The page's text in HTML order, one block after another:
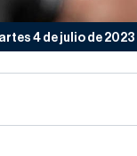
4 de julio de 2023